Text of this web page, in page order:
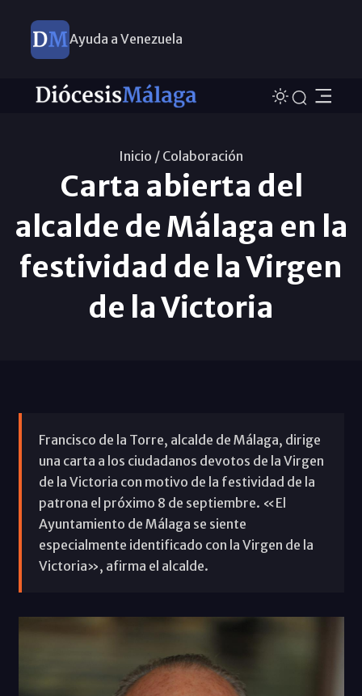
Ayuda a Venezuela
Inicio / Colaboración
Carta abierta del
alcalde de Málaga en la
festividad de la Virgen
de la Victoria
Francisco de la Torre, alcalde de Málaga, dirige
una carta a los ciudadanos devotos de la Virgen
de la Victoria con motivo de la festividad de la
patrona el próximo 8 de septiembre. «El
Ayuntamiento de Málaga se siente
especialmente identificado con la Virgen de la
Victoria», afirma el alcalde.